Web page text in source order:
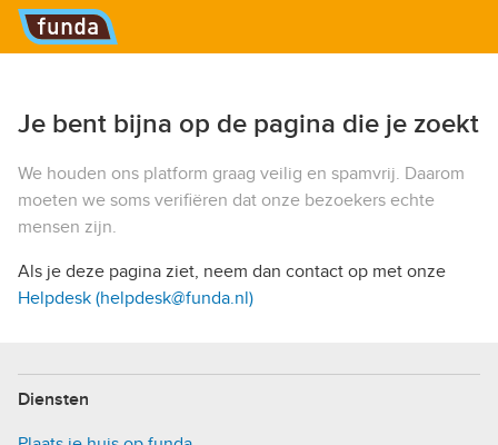
Hoofdmenu
Je bent bijna op de pagina die je zoekt
We houden ons platform graag veilig en spamvrij. Daarom
moeten we soms verifiëren dat onze bezoekers echte
mensen zijn.
Als je deze pagina ziet, neem dan contact op met onze
Helpdesk (helpdesk@funda.nl)
Diensten